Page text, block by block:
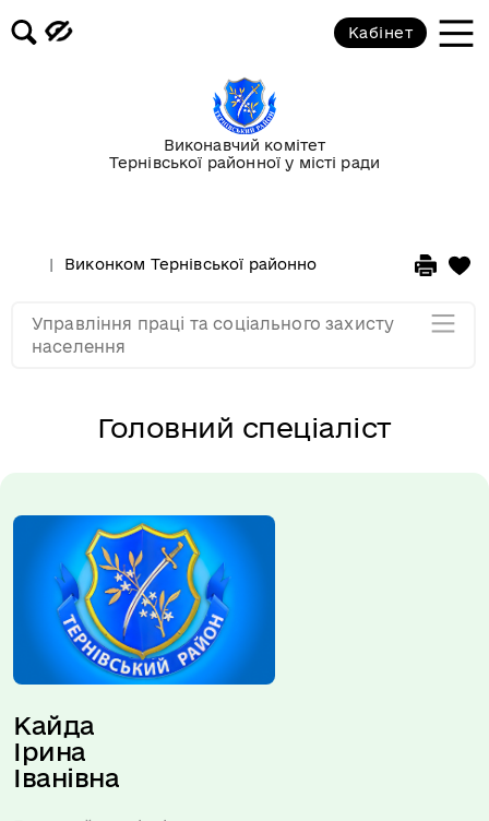
Виконавчий комітет
Тернівської районної у місті ради
Кабінет
Виконком Тернівської районної у місті ради
Головний спеціаліст
Кайда
Ірина
Іванівна
Управління праці та соціального захисту
населення
Відділ соціально-трудових
відносин
Відділ соціальної підтримки
Відділ правового забезпечення
Мапа розділу